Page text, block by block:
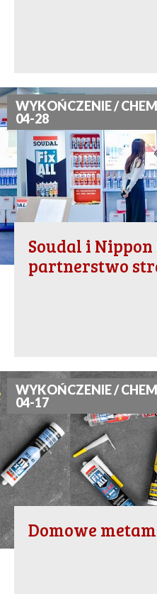
WYKOŃCZENIE /
04-28
Soudal i
partnerstwo
WYKOŃCZENIE /
04-17
Domowe